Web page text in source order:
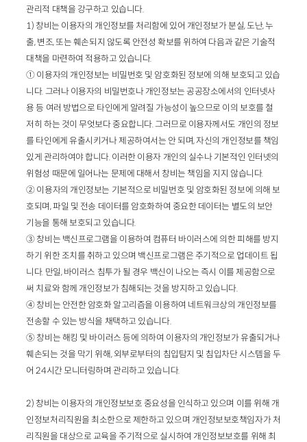
관리적 대책을 강구하고 있습니다.
1) 창비는 이용자의 개인정보를 처리함에 있어 개인정보가 분실, 도난, 누
출, 변조, 또는 훼손되지 않도록 안전성 확보를 위하여 다음과 같은 기술적
대책을 마련하여 적용하고 있습니다.
① 이용자의 개인정보는 비밀번호 및 암호화된 정보에 의해 보호되고 있습
니다. 그러나 이용자의 비밀번호나 개인정보는 공공장소에서의 인터넷사
용 등 여러 방법으로 타인에게 알려질 가능성이 높으므로 이의 보호를 철
저히 하는 것이 무엇보다 중요합니다. 그러므로 이용자께서도 개인의 정보
를 타인에게 유출시키거나 제공하여서는 안 되며, 자신의 개인정보를 책임
있게 관리하여야 합니다. 이러한 이용자 개인의 실수나 기본적인 인터넷의
위험성 때문에 일어나는 문제에 대해서 창비는 책임을 지지 않습니다.
② 이용자의 개인정보는 기본적으로 비밀번호 및 암호화된 정보에 의해 보
호되며, 파일 및 전송 데이터를 암호화하여 중요한 데이터는 별도의 보안
기능을 통해 보호되고 있습니다.
③ 창비는 백신프로그램을 이용하여 컴퓨터 바이러스에 의한 피해를 방지
하기 위한 조치를 취하고 있으며 백신프로그램은 주기적으로 업데이트 됩
니다. 만일, 바이러스 침투가 될 경우 백신이 나오는 즉시 이를 제공함으로
써 치료와 함께 개인정보가 침해되는 것을 방지하고 있습니다.
④ 창비는 안전한 암호화 알고리즘을 이용하여 네트워크상의 개인정보를
전송할 수 있는 방식을 채택하고 있습니다.
⑤ 창비는 해킹 및 바이러스 등에 의하여 이용자의 개인정보가 유출되거나
훼손되는 것을 막기 위해, 외부로부터의 침입탐지 및 침입차단 시스템을 두
어 24시간 모니터링하며 관리하고 있습니다.
2) 창비는 이용자의 개인정보보호 중요성을 인식하고 있으며 이를 위해 개
인정보처리직원을 최소한으로 제한하고 있으며 개인정보보호책임자가 처
리직원을 대상으로 교육을 주기적으로 실시하여 개인정보보호를 위해 최